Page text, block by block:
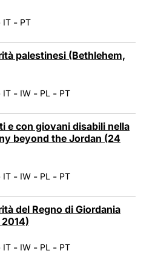
IT - PT
palestinesi (Bethlehem,
IT - IW - PL - PT
e con giovani disabili nella
beyond the Jordan (24
IT - IW - PL - PT
del Regno di Giordania
IT - IW - PL - PT